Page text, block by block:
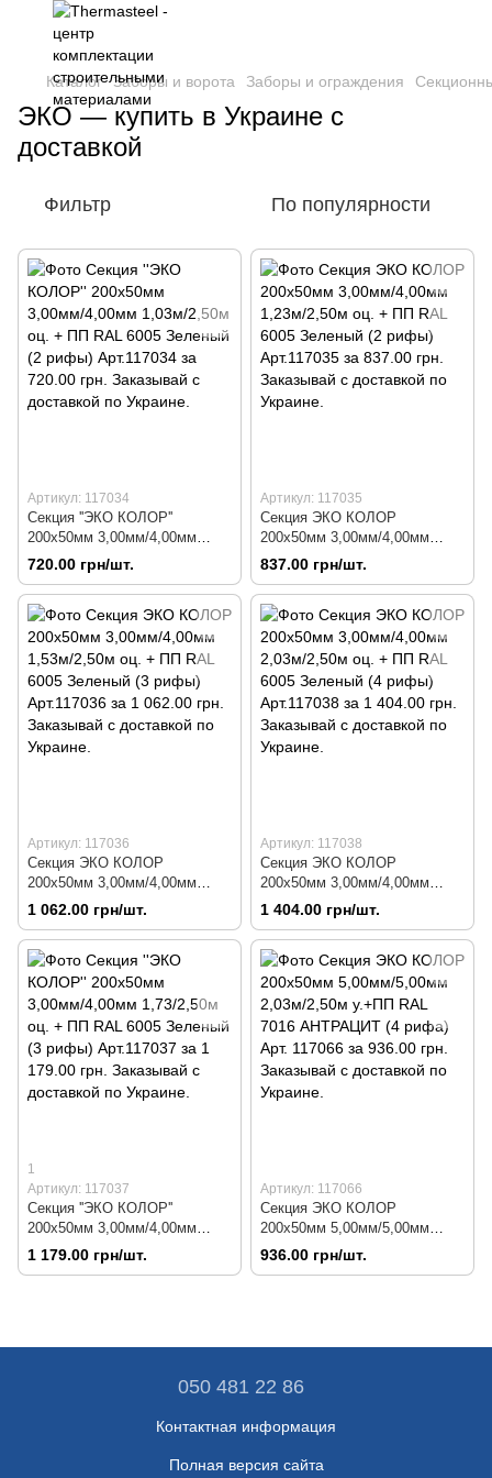
Каталог Заборы и ворота Заборы и ограждения
ЭКО — купить в Украине с
доставкой
Фильтр По популярности
Артикул: 117034
Секция ''ЭКО КОЛОР''
200х50мм 3,00мм/4,00мм
1,03м/2,50м оц. + ПП RAL
6005 Зеленый (2 рифы)
Арт.117034
720.00 грн/шт.
Артикул: 117035
Секция ЭКО КОЛОР
200х50мм 3,00мм/4,00мм
1,23м/2,50м оц. + ПП RAL
6005 Зеленый (2 рифы)
Арт.117035
837.00 грн/шт.
Артикул: 117036
Секция ЭКО КОЛОР
200х50мм 3,00мм/4,00мм
1,53м/2,50м оц. + ПП RAL
6005 Зеленый (3 рифы)
Арт.117036
1 062.00 грн/шт.
Артикул: 117038
Секция ЭКО КОЛОР
200х50мм 3,00мм/4,00мм
2,03м/2,50м оц. + ПП RAL
6005 Зеленый (4 рифы)
Арт.117038
1 404.00 грн/шт.
1
Артикул: 117037
Секция ''ЭКО КОЛОР''
200х50мм 3,00мм/4,00мм
1,73/2,50м оц. + ПП RAL 6005
Зеленый (3 рифы) Арт.117037
1 179.00 грн/шт.
Артикул: 117066
Секция ЭКО КОЛОР
200х50мм 5,00мм/5,00мм
2,03м/2,50м у.+ПП RAL 7016
АНТРАЦИТ (4 рифа) Арт.
936.00 грн/шт.
050 481 22 86
Контактная информация
Полная версия сайта